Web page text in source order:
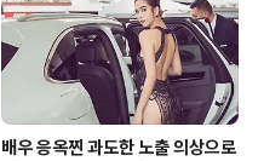
배우 응옥찐 과도한 노출 의상으로